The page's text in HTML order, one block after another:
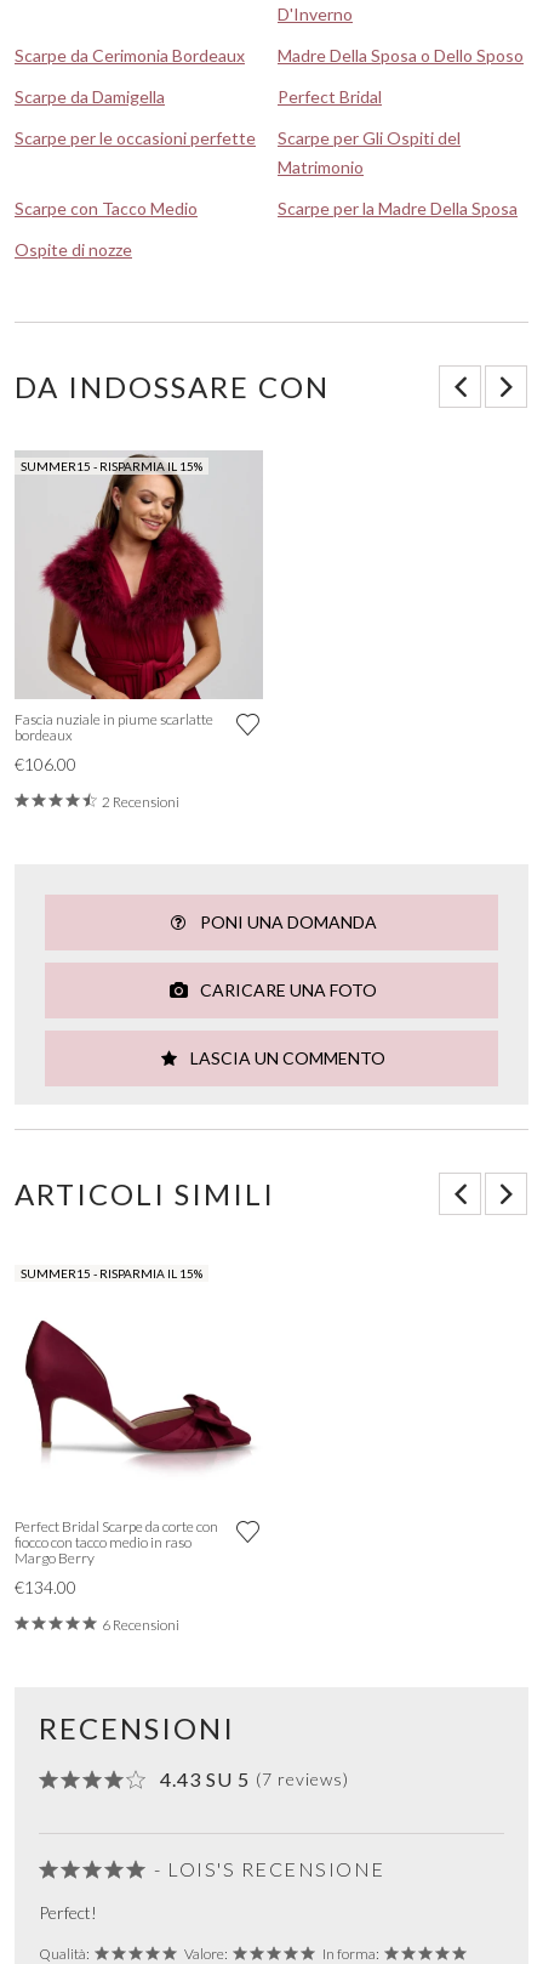
D'Inverno
Scarpe da Cerimonia Bordeaux
Madre Della Sposa o Dello Sposo
Scarpe da Damigella
Perfect Bridal
Scarpe per le occasioni perfette
Scarpe per Gli Ospiti del
Matrimonio
Scarpe con Tacco Medio
Scarpe per la Madre Della Sposa
Ospite di nozze
DA INDOSSARE CON
SUMMER15 - RISPARMIA IL 15%
Fascia nuziale in piume scarlatte
bordeaux
€106.00
2 Recensioni
PONI UNA DOMANDA
CARICARE UNA FOTO
LASCIA UN COMMENTO
ARTICOLI SIMILI
SUMMER15 - RISPARMIA IL 15%
Perfect Bridal Scarpe da corte con
fiocco con tacco medio in raso
Margo Berry
€134.00
6 Recensioni
RECENSIONI
4.43 SU 5 (7 reviews)
- LOIS'S RECENSIONE
Perfect!
Qualità: Valore: In forma: